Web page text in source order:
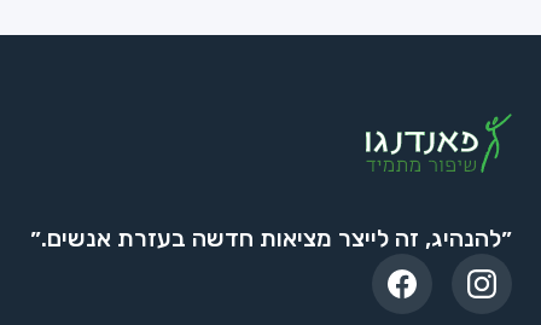
״להנהיג, זה לייצר מציאות חדשה בעזרת אנשים.״